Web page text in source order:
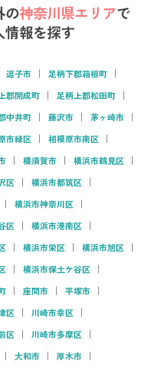
の神奈川県エリアで
情報を探す
逗子市
足柄下郡箱根町
郡開成町
足柄上郡松田町
中井町 藤沢市
茅ヶ崎市
市緑区
相模原市南区
横須賀市
横浜市鶴見区
区
横浜市都筑区
横浜市神奈川区
区
横浜市港南区
横浜市栄区
横浜市旭区
横浜市保土ケ谷区
座間市
平塚市
区
川崎市幸区
区
川崎市多摩区
大和市
厚木市